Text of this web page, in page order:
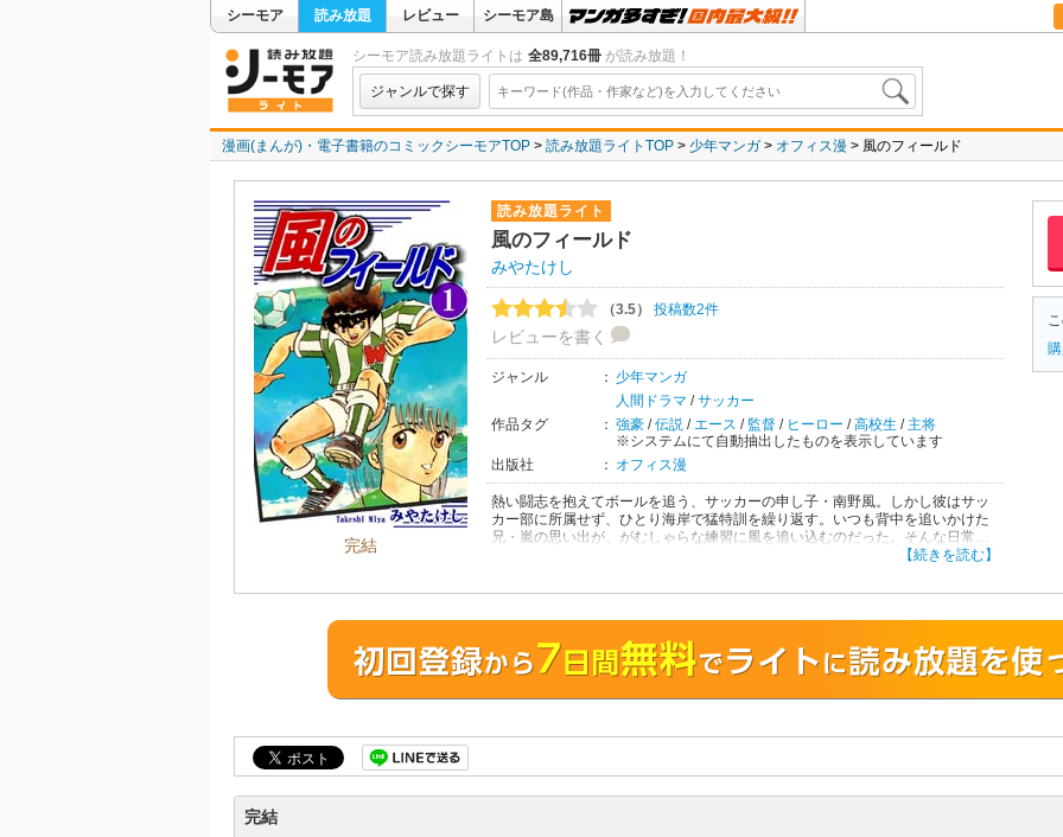
シーモア 読み放題 レビュー シーモア島
シーモア読み放題ライトは 全89,716冊 が読み放題！
ジャンルで探す
漫画(まんが)・電子書籍のコミックシーモアTOP 読み放題ライトTOP 少年マンガ オフィス漫 風のフィールド
完結
読み放題ライト
風のフィールド
みやたけし
（3.5） 投稿数2件
レビューを書く
ジャンル ： 少年マンガ
人間ドラマ /サッカー
作品タグ
： 強豪 /伝説 / エース / 監督 / ヒーロー /高校生 / 主将
※システムにて自動抽出したものを表示しています
出版社
： オフィス漫
熱い闘志を抱えてボールを追う、サッカーの申し子・南野風。しかし彼はサッ
カー部に所属せず、ひとり海岸で猛特訓を繰り返す。いつも背中を追いかけた
兄・嵐の思い出が、がむしゃらな練習に風を追い込むのだった。そんな日常
は、幼なじみの女性教師・河井えくぼの登場により大きく変化。えくぼは厳し
りは、夢に向かって走り始めた！ 熱き魂がほとばしる熱血サッカーコミッ
【続きを読む】
完結